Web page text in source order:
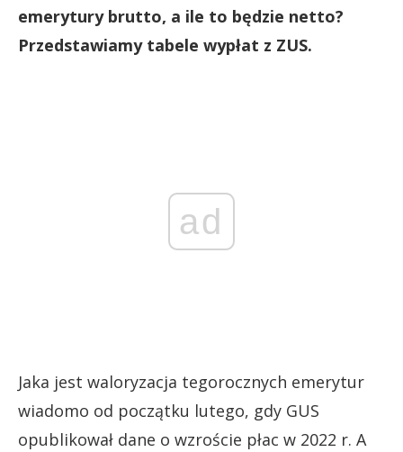
emerytury brutto, a ile to będzie netto?
Przedstawiamy tabele wypłat z ZUS.
ad
Jaka jest waloryzacja tegorocznych emerytur
wiadomo od początku lutego, gdy GUS
opublikował dane o wzroście płac w 2022 r. A